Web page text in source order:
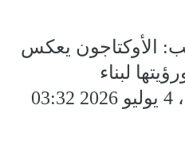
الأوكتاجون يعكس
لبناء
المستقبلاليوم السبت، 4 يوليو 2026 03:32